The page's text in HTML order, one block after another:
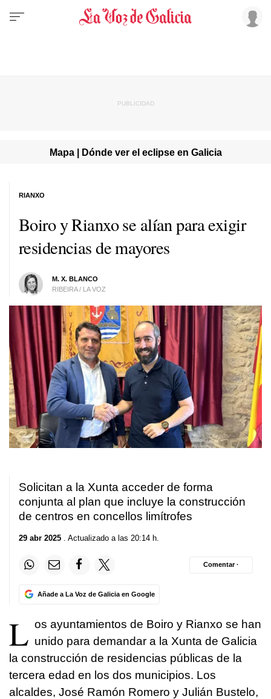
Mapa | Dónde ver el eclipse en Galicia
Boiro y Rianxo se alían para exigir
residencias de mayores
M. X. BLANCO
RIBEIRA / LA VOZ
RIANXO
Solicitan a la Xunta acceder de forma
conjunta al plan que incluye la construcción
de centros en concellos limítrofes
29 abr 2025 . Actualizado a las 20:14 h.
Añade a La Voz de Galicia en Google
Comentar ·
L os ayuntamientos de Boiro y Rianxo se han
unido para demandar a la Xunta de Galicia
la construcción de residencias públicas de la
tercera edad en los dos municipios. Los
alcaldes, José Ramón Romero y Julián Bustelo,